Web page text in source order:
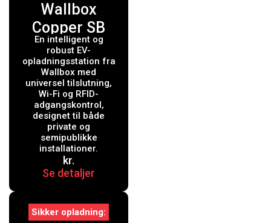
Wallbox
Copper SB
ladeboks
med Wi-Fi 11
kW Type 1 og
2, sort
En intelligent og
robust EV-
opladningsstation fra
Wallbox med
universel tilslutning,
Wi-Fi og RFID-
adgangskontrol,
designet til både
private og
semipublikke
installationer.
kr.
Se detaljer
Sikker opladning